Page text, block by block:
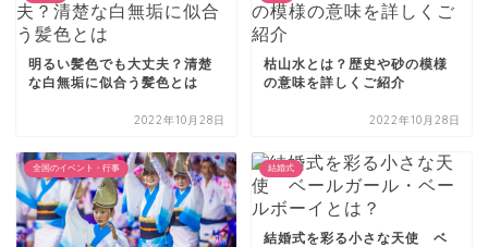
明るい髪色でも大丈夫？清楚
な白無垢に似合う髪色とは
2022年10月28日
枯山水とは？歴史や砂の模様
の意味を詳しくご紹介
2022年10月28日
全国のイベント・行事 結婚式
結婚式を彩る小さな天使 ベ